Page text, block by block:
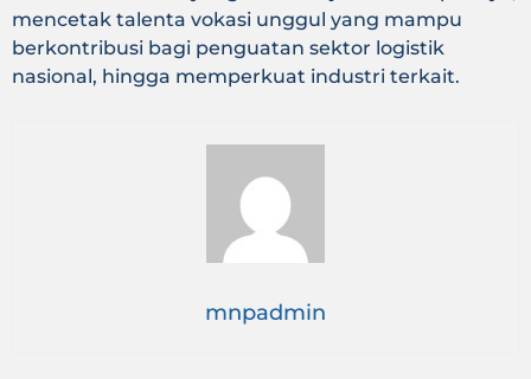
mencetak talenta vokasi unggul yang mampu
berkontribusi bagi penguatan sektor logistik
nasional, hingga memperkuat industri terkait.
mnpadmin